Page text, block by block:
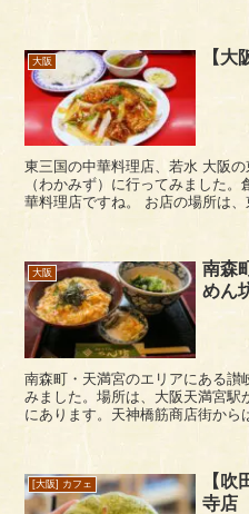
大阪 【
東三国の中華料理店、若水 大阪の東三国にある中華料理店、若水
（わかみず）に行ってみました
華料理店ですね。 お店の場所は、東三国駅の南西の出口を出てす
大阪
南森
めん
南森町・天満宮のエリアにある讃
みました。場所は、大阪天満宮駅
にあります。天神橋筋商店街からは
[大阪] カフェ
【
寺店